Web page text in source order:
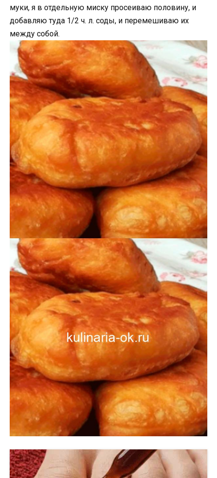
муки, я в отдельную миску просеиваю половину, и
добавляю туда 1/2 ч. л. соды, и перемешиваю их
между собой.